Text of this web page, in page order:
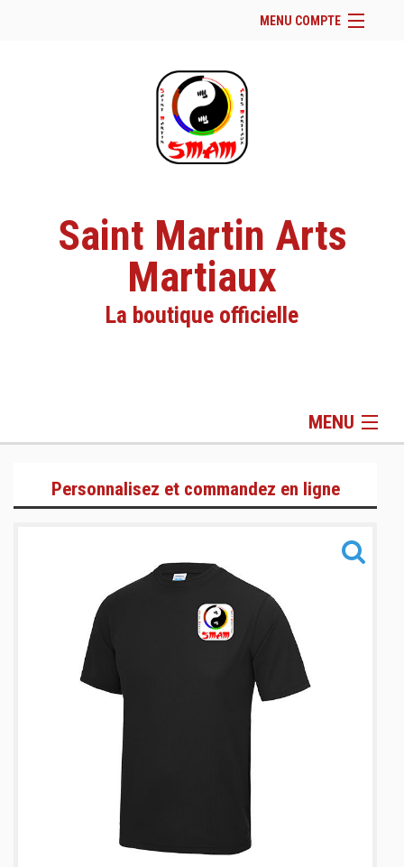
MENU COMPTE
Site Web du club
Facebook
Se connecter
Panier (vide)
Saint Martin Arts
Martiaux
La boutique officielle
MENU
Gamme Training
Informations
Personnalisez et commandez en ligne